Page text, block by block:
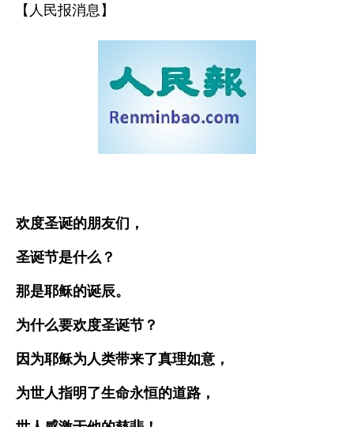
【人民报消息】
欢度圣诞的朋友们，
圣诞节是什么？
那是耶稣的诞辰。
为什么要欢度圣诞节？
因为耶稣为人类带来了真理如意，
为世人指明了生命永恒的道路，